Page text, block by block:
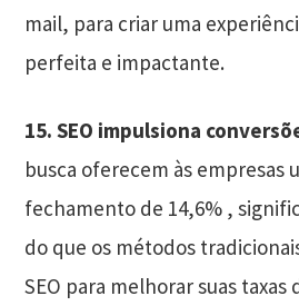
mail, para criar uma
perfeita e impactante.
15.SEO impulsiona
busca oferecem às empresas
fechamento de 14,6% ,
do que os métodos
SEO para melhorar suas taxas